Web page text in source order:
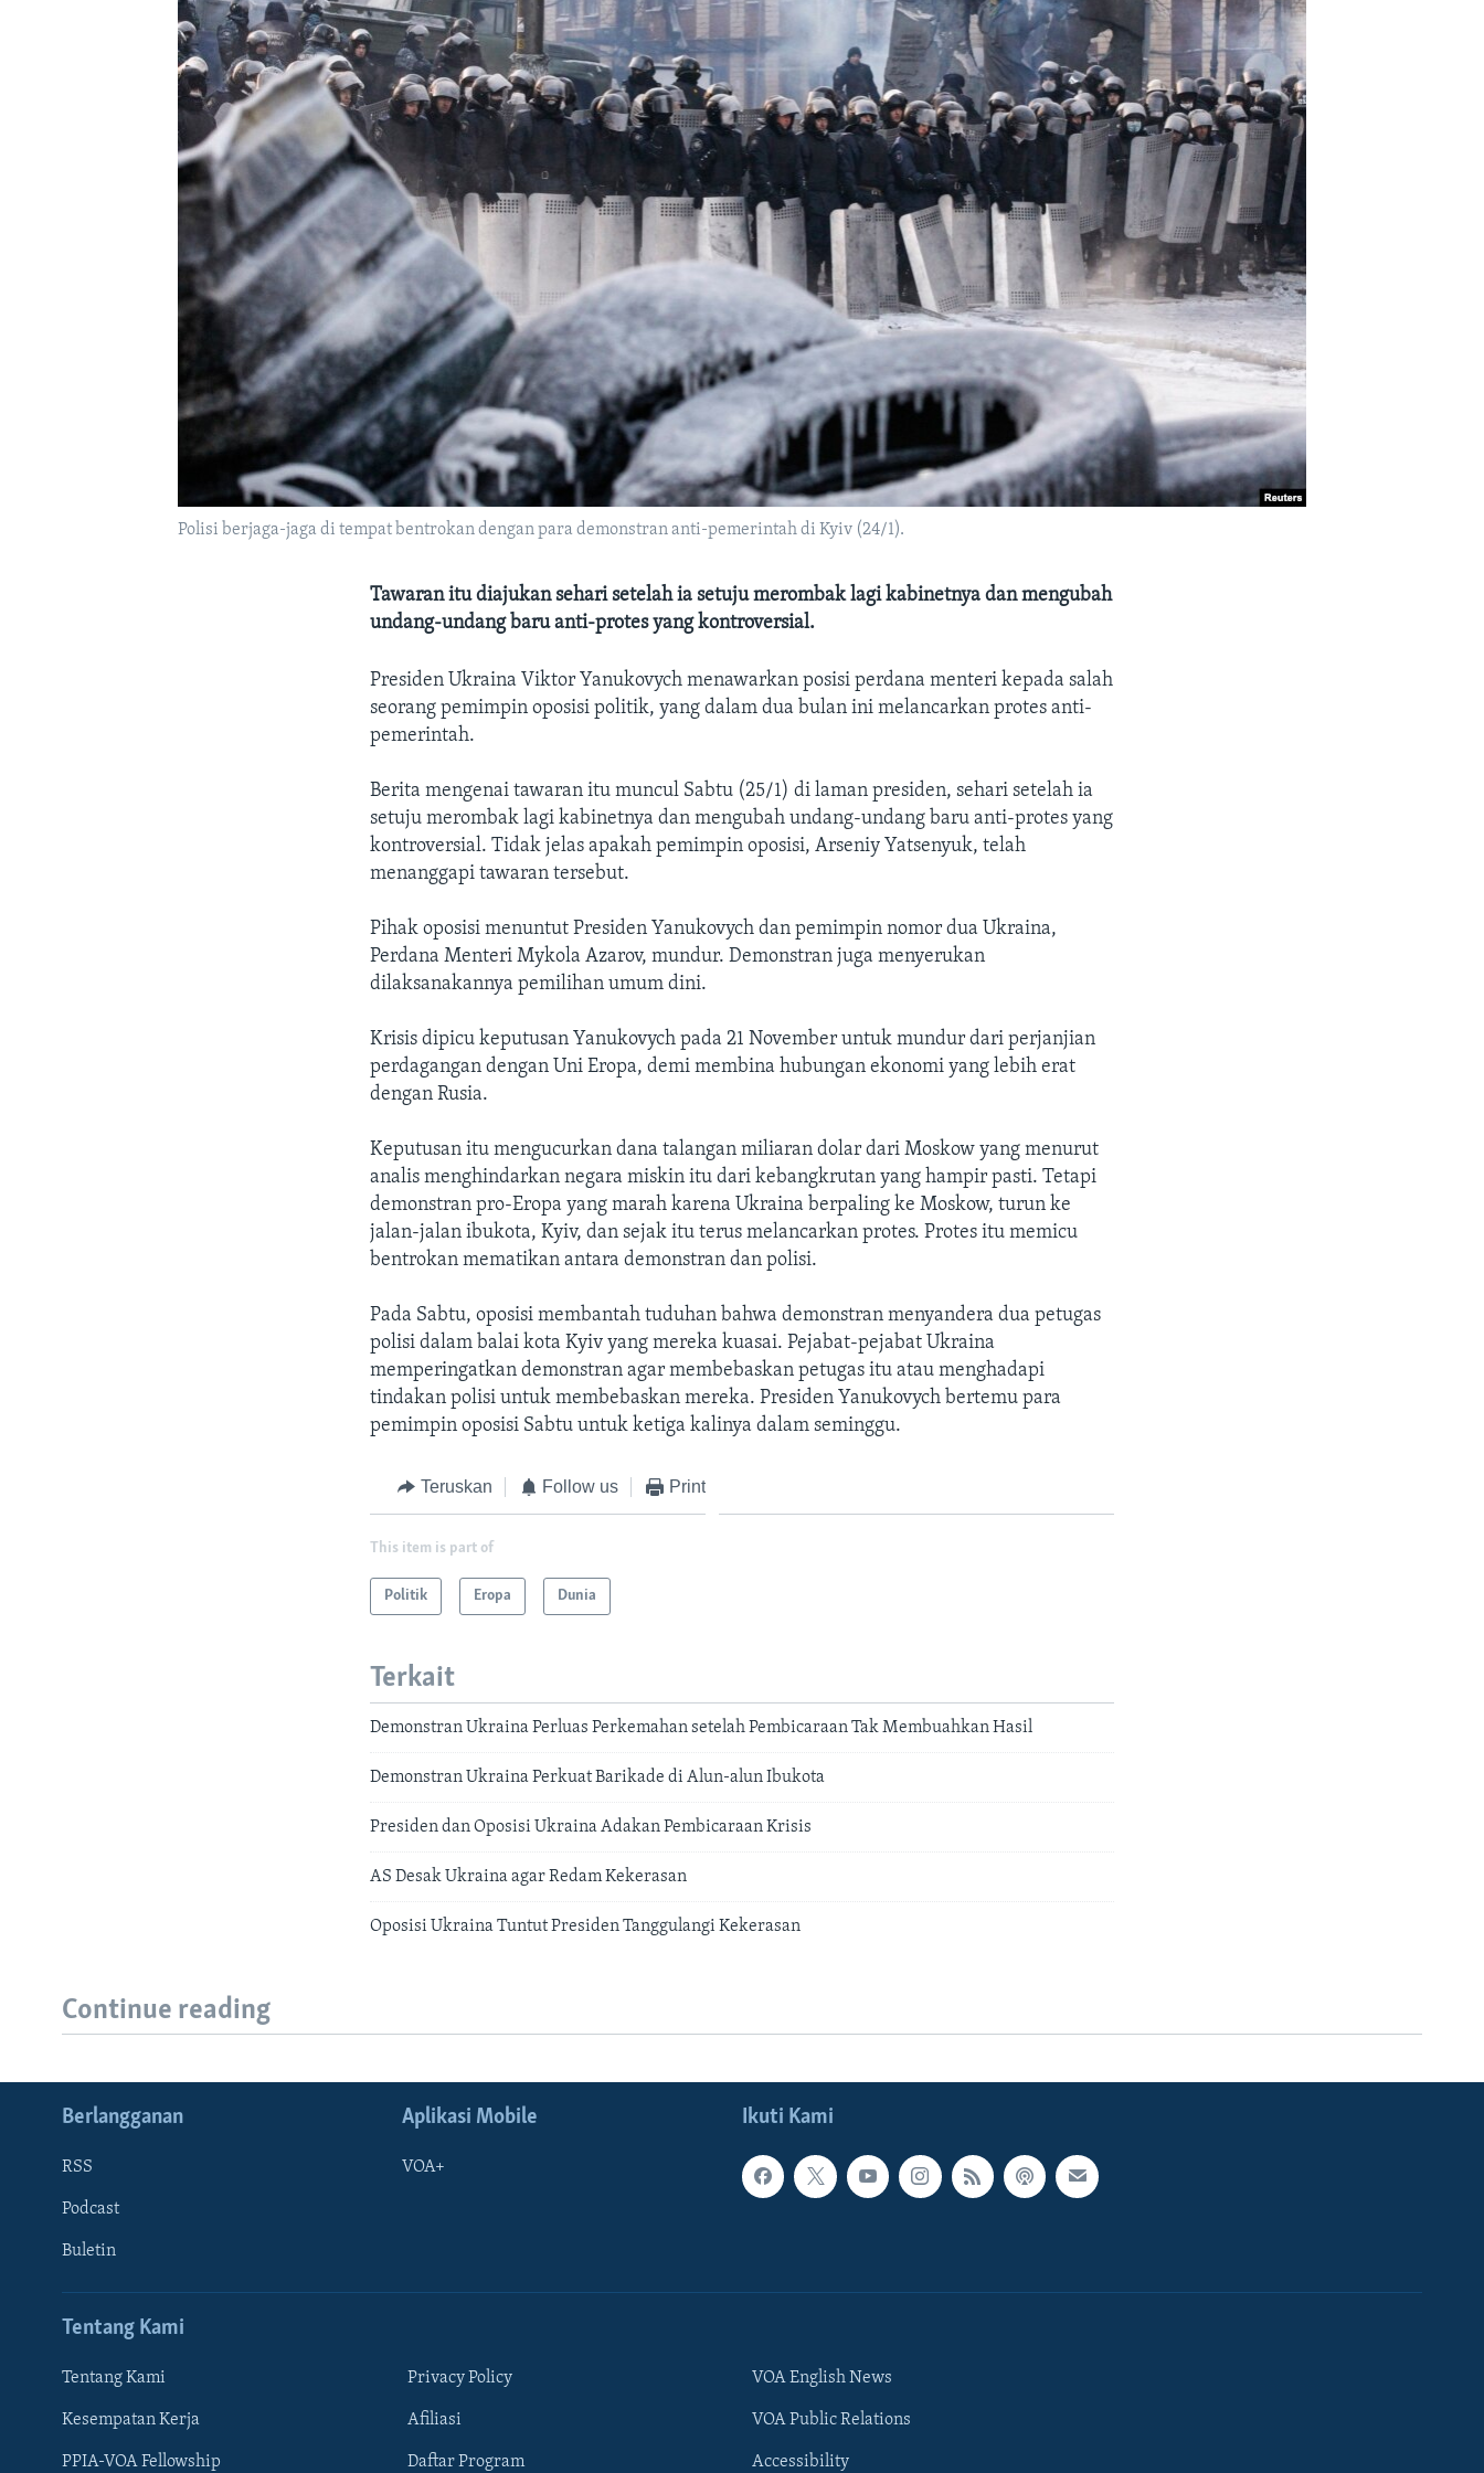
Polisi berjaga-jaga di tempat bentrokan dengan para demonstran anti-pemerintah di Kyiv (24/1).
Tawaran itu diajukan sehari setelah ia setuju merombak lagi kabinetnya dan mengubah
undang-undang baru anti-protes yang kontroversial.
Presiden Ukraina Viktor Yanukovych menawarkan posisi perdana menteri kepada salah
seorang pemimpin oposisi politik, yang dalam dua bulan ini melancarkan protes anti-
pemerintah.
Berita mengenai tawaran itu muncul Sabtu (25/1) di laman presiden, sehari setelah ia
setuju merombak lagi kabinetnya dan mengubah undang-undang baru anti-protes yang
kontroversial. Tidak jelas apakah pemimpin oposisi, Arseniy Yatsenyuk, telah
menanggapi tawaran tersebut.
Pihak oposisi menuntut Presiden Yanukovych dan pemimpin nomor dua Ukraina,
Perdana Menteri Mykola Azarov, mundur. Demonstran juga menyerukan
dilaksanakannya pemilihan umum dini.
Krisis dipicu keputusan Yanukovych pada 21 November untuk mundur dari perjanjian
perdagangan dengan Uni Eropa, demi membina hubungan ekonomi yang lebih erat
dengan Rusia.
Keputusan itu mengucurkan dana talangan miliaran dolar dari Moskow yang menurut
analis menghindarkan negara miskin itu dari kebangkrutan yang hampir pasti. Tetapi
demonstran pro-Eropa yang marah karena Ukraina berpaling ke Moskow, turun ke
jalan-jalan ibukota, Kyiv, dan sejak itu terus melancarkan protes. Protes itu memicu
bentrokan mematikan antara demonstran dan polisi.
Pada Sabtu, oposisi membantah tuduhan bahwa demonstran menyandera dua petugas
polisi dalam balai kota Kyiv yang mereka kuasai. Pejabat-pejabat Ukraina
memperingatkan demonstran agar membebaskan petugas itu atau menghadapi
tindakan polisi untuk membebaskan mereka. Presiden Yanukovych bertemu para
pemimpin oposisi Sabtu untuk ketiga kalinya dalam seminggu.
Teruskan Follow us Print
This item is part of
Politik Eropa Dunia
Terkait
Demonstran Ukraina Perluas Perkemahan setelah Pembicaraan Tak Membuahkan Hasil
Demonstran Ukraina Perkuat Barikade di Alun-alun Ibukota
Presiden dan Oposisi Ukraina Adakan Pembicaraan Krisis
AS Desak Ukraina agar Redam Kekerasan
Oposisi Ukraina Tuntut Presiden Tanggulangi Kekerasan
Continue reading
Ikuti Kami
Berlangganan
RSS
Podcast
Buletin
Aplikasi Mobile
VOA+
Tentang Kami
Tentang Kami
Kesempatan Kerja
PPIA-VOA Fellowship
Privacy Policy
Afiliasi
Daftar Program
VOA English News
VOA Public Relations
Accessibility